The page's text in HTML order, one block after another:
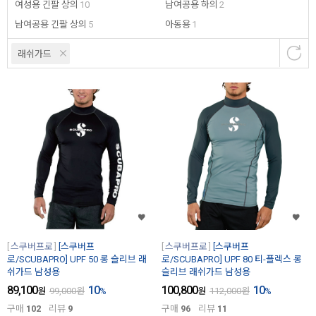
여성용 긴팔 상의 10
남여공용 긴팔 상의 5
남여공용 하의 2
아동용 1
래쉬가드
스쿠버프로
[스쿠버프
로/SCUBAPRO] UPF 50 롱 슬리브 래
쉬가드 남성용
89,100원 99,000원 10%
구매 102 리뷰 9
스쿠버프로
[스쿠버프
로/SCUBAPRO] UPF 80 티-플렉스 롱
슬리브 래쉬가드 남성용
100,800원 112,000원 10%
구매 96 리뷰 11